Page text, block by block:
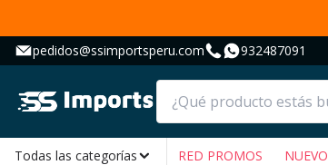
pedidos@ssimportsperu.com 932487091
Todas las categorías RED PROMOS NUEVO